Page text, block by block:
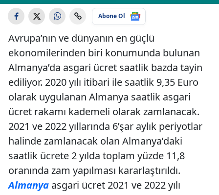
Abone Ol
Avrupa’nın ve dünyanın en güçlü
ekonomilerinden biri konumunda bulunan
Almanya’da asgari ücret saatlik bazda tayin
ediliyor. 2020 yılı itibari ile saatlik 9,35 Euro
olarak uygulanan Almanya saatlik asgari
ücret rakamı kademeli olarak zamlanacak.
2021 ve 2022 yıllarında 6’şar aylık periyotlar
halinde zamlanacak olan Almanya’daki
saatlik ücrete 2 yılda toplam yüzde 11,8
oranında zam yapılması kararlaştırıldı.
Almanya asgari ücret 2021 ve 2022 yılı